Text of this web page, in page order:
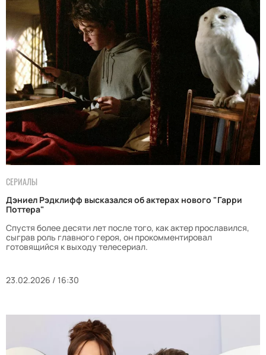
СЕРИАЛЫ
Дэниел Рэдклифф высказался об актерах нового "Гарри
Поттера"
Спустя более десяти лет после того, как актер прославился,
сыграв роль главного героя, он прокомментировал
готовящийся к выходу телесериал.
23.02.2026 / 16:30